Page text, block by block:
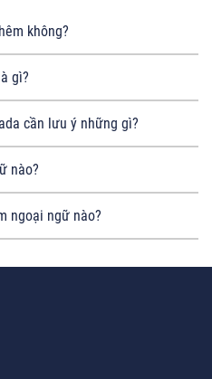
không?
gì?
cần lưu ý những gì?
nào?
ngoại ngữ nào?